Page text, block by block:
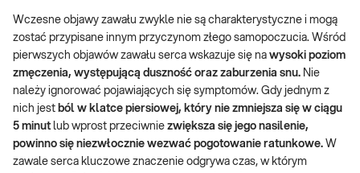
Wczesne objawy zawału zwykle nie są charakterystyczne i mogą
zostać przypisane innym przyczynom złego samopoczucia. Wśród
pierwszych objawów zawału serca wskazuje się na wysoki poziom
zmęczenia, występującą duszność oraz zaburzenia snu. Nie
należy ignorować pojawiających się symptomów. Gdy jednym z
nich jest ból w klatce piersiowej, który nie zmniejsza się w ciągu
5 minut lub wprost przeciwnie zwiększa się jego nasilenie,
powinno się niezwłocznie wezwać pogotowanie ratunkowe. W
zawale serca kluczowe znaczenie odgrywa czas, w którym